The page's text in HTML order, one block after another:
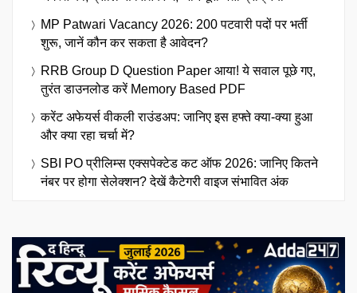
MP Patwari Vacancy 2026: 200 पटवारी पदों पर भर्ती
शुरू, जानें कौन कर सकता है आवेदन?
RRB Group D Question Paper आया! ये सवाल पूछे गए,
तुरंत डाउनलोड करें Memory Based PDF
करेंट अफेयर्स वीकली राउंडअप: जानिए इस हफ्ते क्या-क्या हुआ
और क्या रहा चर्चा में?
SBI PO प्रीलिम्स एक्सपेक्टेड कट ऑफ 2026: जानिए कितने
नंबर पर होगा सेलेक्शन? देखें कैटेगरी वाइज संभावित अंक